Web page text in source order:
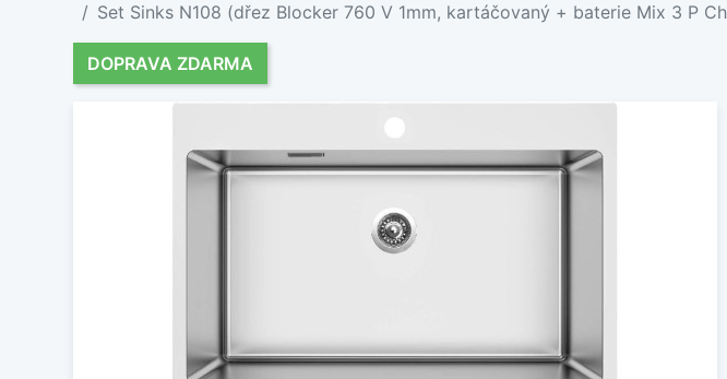
Set Sinks N108 (dřez Blocker 760 V 1mm, kartáčovaný + baterie Mix 3 P
DOPRAVA ZDARMA